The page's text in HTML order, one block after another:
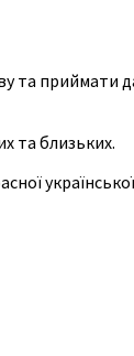
приймати
та близьких.